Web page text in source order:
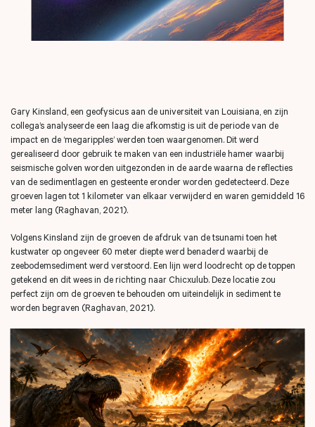
Gary Kinsland, een geofysicus aan de universiteit van Louisiana, en zijn
collega’s analyseerde een laag die afkomstig is uit de periode van de
impact en de ‘megaripples’ werden toen waargenomen. Dit werd
gerealiseerd door gebruik te maken van een industriële hamer waarbij
seismische golven worden uitgezonden in de aarde waarna de reflecties
van de sedimentlagen en gesteente eronder worden gedetecteerd. Deze
groeven lagen tot 1 kilometer van elkaar verwijderd en waren gemiddeld 16
meter lang (Raghavan, 2021).
Volgens Kinsland zijn de groeven de afdruk van de tsunami toen het
kustwater op ongeveer 60 meter diepte werd benaderd waarbij de
zeebodemsediment werd verstoord. Een lijn werd loodrecht op de toppen
getekend en dit wees in de richting naar Chicxulub. Deze locatie zou
perfect zijn om de groeven te behouden om uiteindelijk in sediment te
worden begraven (Raghavan, 2021).